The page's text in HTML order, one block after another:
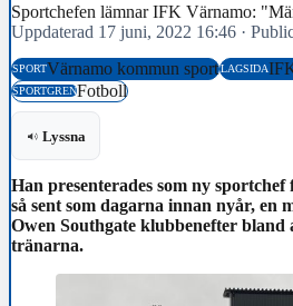
Sportchefen lämnar IFK Värnamo:
Uppdaterad 17 juni, 2022 16:46 ·
SPORTVärnamo kommun sportLAGSIDA
SPORTGRENFotboll
Lyssna
Han presenterades som ny
så sent som dagarna innan nyår, en
Owen Southgate klubbenefter bland
tränarna.